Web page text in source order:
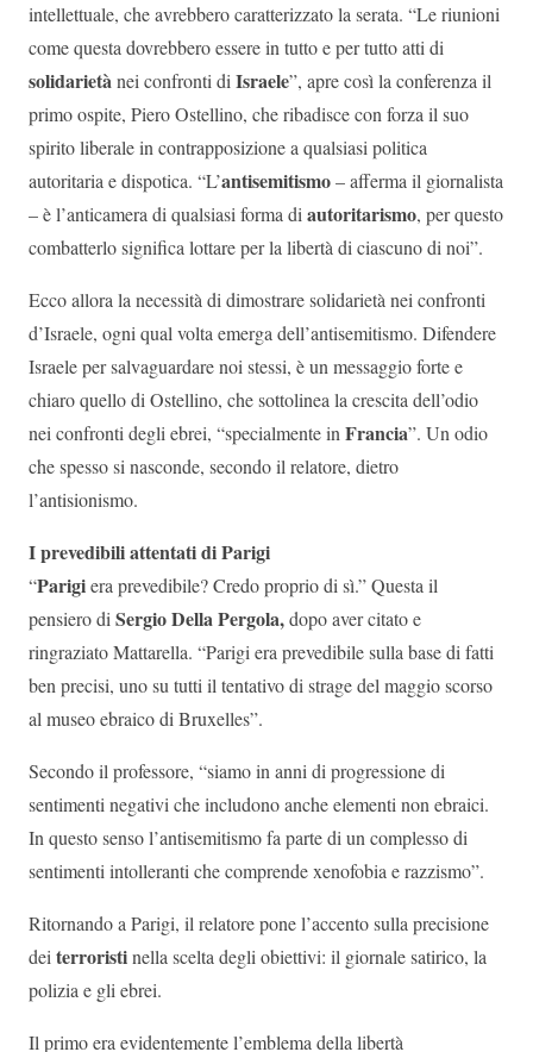
intellettuale, che avrebbero caratterizzato la serata. “Le riunioni
come questa dovrebbero essere in tutto e per tutto atti di
solidarietànei confronti di Israele”, apre così la conferenza il
primo ospite, Piero Ostellino, che ribadisce con forza il suo
spirito liberale in contrapposizione a qualsiasi politica
autoritaria e dispotica. “L’antisemitismo– afferma il giornalista
– è l’anticamera di qualsiasi forma di autoritarismo, per questo
combatterlo significa lottare per la libertà di ciascuno di noi”.
Ecco allora la necessità di dimostrare solidarietà nei confronti
d’Israele, ogni qual volta emerga dell’antisemitismo. Difendere
Israele per salvaguardare noi stessi, è un messaggio forte e
chiaro quello di Ostellino, che sottolinea la crescita dell’odio
nei confronti degli ebrei, “specialmente in Francia”. Un odio
che spesso si nasconde, secondo il relatore, dietro
l’antisionismo.
I prevedibili attentati di Parigi
“Parigiera prevedibile? Credo proprio di sì.” Questa il
pensiero di Sergio Della Pergola,dopo aver citato e
ringraziato Mattarella. “Parigi era prevedibile sulla base di fatti
ben precisi, uno su tutti il tentativo di strage del maggio scorso
al museo ebraico di Bruxelles”.
Secondo il professore, “siamo in anni di progressione di
sentimenti negativi che includono anche elementi non ebraici.
In questo senso l’antisemitismo fa parte di un complesso di
sentimenti intolleranti che comprende xenofobia e razzismo”.
Ritornando a Parigi, il relatore pone l’accento sulla precisione
dei terroristinella scelta degli obiettivi: il giornale satirico, la
polizia e gli ebrei.
Il primo era evidentemente l’emblema della libertà